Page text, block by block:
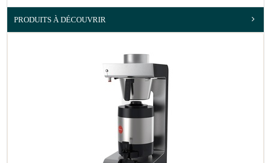
PRODUITS À DÉCOUVRIR